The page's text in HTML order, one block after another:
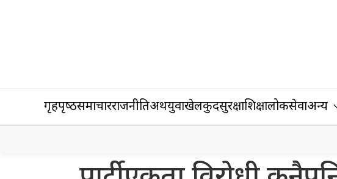
गृहपृष्‍ठसमाचारराजनीतिअर्थयुवाखेलकुदसुरक्षाशिक्षालोकसेवाअन्य